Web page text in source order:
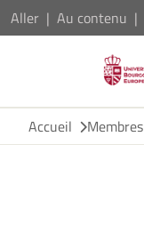
Aller Au contenu
Accueil
Membres